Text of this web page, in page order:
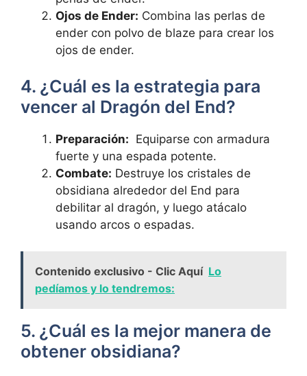
Ojos de Ender: Combina‍ las perlas de
ender con polvo de blaze para crear los
ojos de ender.
4. ¿Cuál​ es la estrategia‌ para
vencer al ⁣Dragón del End?
Preparación: ‍ Equiparse con armadura
fuerte ​y una espada potente.
Combate: Destruye los cristales ⁢de
‌obsidiana alrededor ⁣del End para
debilitar al dragón, ⁤y luego ​atácalo
usando​ arcos o espadas.
Contenido exclusivo - Clic Aquí Lo
pedíamos y lo tendremos:
5. ¿Cuál es ⁢la mejor ‌manera de
obtener obsidiana?